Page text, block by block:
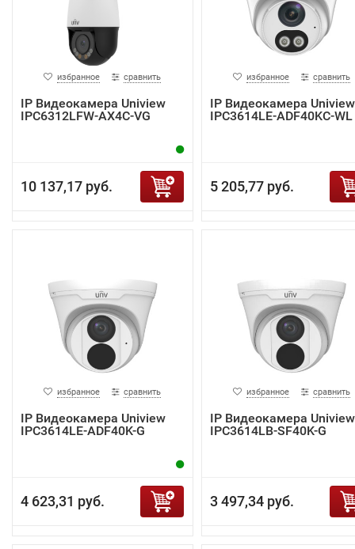
избранное сравнить
IP Видеокамера Uniview
IPC6312LFW-AX4C-VG
10 137,17 руб.
избранное сравнить
IP Видеокамера Uniview
IPC3614LE-ADF40KC-WL
5 205,77 руб.
избранное сравнить
IP Видеокамера Uniview
IPC3614LE-ADF40K-G
4 623,31 руб.
избранное сравнить
IP Видеокамера Uniview
IPC3614LB-SF40K-G
3 497,34 руб.